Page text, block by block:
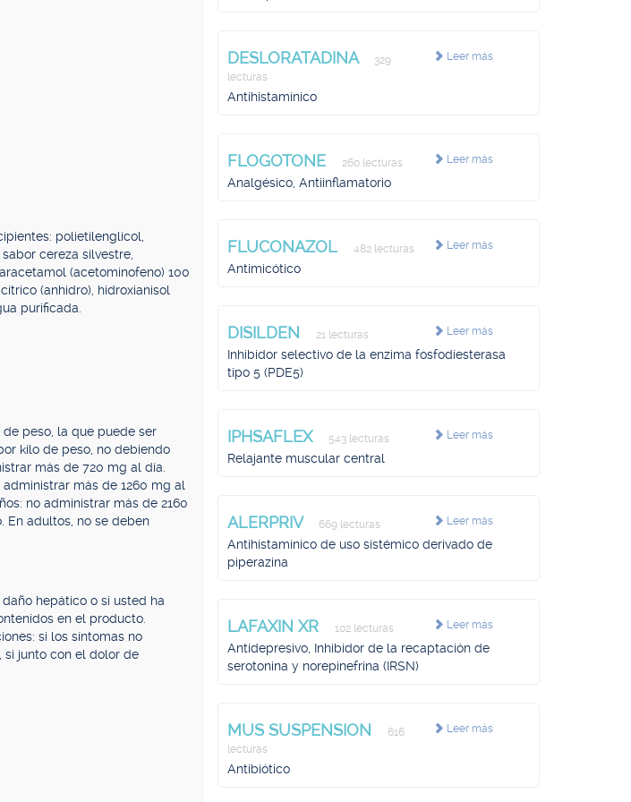
polietilenglicol,
cereza silvestre,
(acetominofeno) 100
(anhidro), hidroxianisol
purificada.
peso, la que puede ser
kilo de peso, no debiendo
más de 720 mg al día.
más de 1260 mg al
no administrar más de 2160
En adultos, no se deben
hepático o si usted ha
en el producto.
si los síntomas no
si junto con el dolor de
Leer más
DESLORATADINA
329
lecturas
Antihistamínico
Leer más
FLOGOTONE 260 lecturas
Analgésico, Antiinflamatorio
Leer más
FLUCONAZOL 482 lecturas
Antimicótico
Leer más
DISILDEN 21 lecturas
Inhibidor selectivo de la enzima fosfodiesterasa
tipo 5 (PDE5)
Leer más
IPHSAFLEX 543 lecturas
Relajante muscular central
Leer más
ALERPRIV 669 lecturas
Antihistamínico de uso sistémico derivado de
piperazina
Leer más
LAFAXIN XR 102 lecturas
Antidepresivo, Inhibidor de la recaptación de
serotonina y norepinefrina (IRSN)
Leer más
MUS SUSPENSION
616
lecturas
Antibiótico